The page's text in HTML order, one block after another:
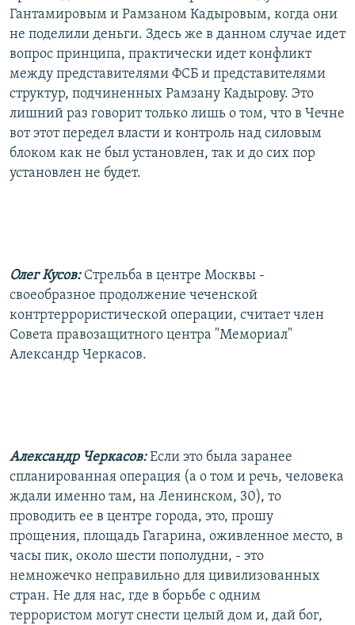
Гантамировым и Рамзаном Кадыровым, когда они
не поделили деньги. Здесь же в данном случае идет
вопрос принципа, практически идет конфликт
между представителями ФСБ и представителями
структур, подчиненных Рамзану Кадырову. Это
лишний раз говорит только лишь о том, что в Чечне
вот этот передел власти и контроль над силовым
блоком как не был установлен, так и до сих пор
установлен не будет.
Олег Кусов: Стрельба в центре Москвы -
своеобразное продолжение чеченской
контртеррористической операции, считает член
Совета правозащитного центра "Мемориал"
Александр Черкасов.
Александр Черкасов: Если это была заранее
спланированная операция (а о том и речь, человека
ждали именно там, на Ленинском, 30), то
проводить ее в центре города, это, прошу
прощения, площадь Гагарина, оживленное место, в
часы пик, около шести пополудни, - это
немножечко неправильно для цивилизованных
стран. Не для нас, где в борьбе с одним
террористом могут снести целый дом и, дай бог,